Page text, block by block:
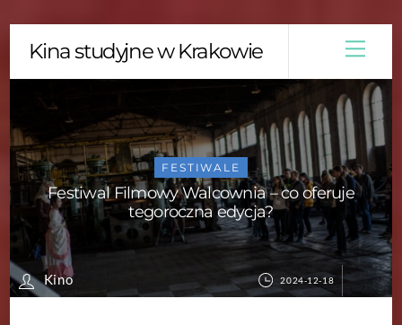
Kina studyjne w Krakowie
2024-12-18
Festiwal Filmowy Walcownia – co oferuje
tegoroczna edycja?
Kino
FESTIWALE